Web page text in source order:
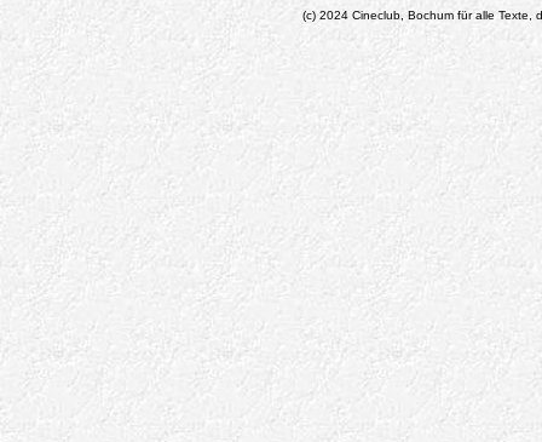
(c) 2024 Cineclub, Bochum für alle Texte,